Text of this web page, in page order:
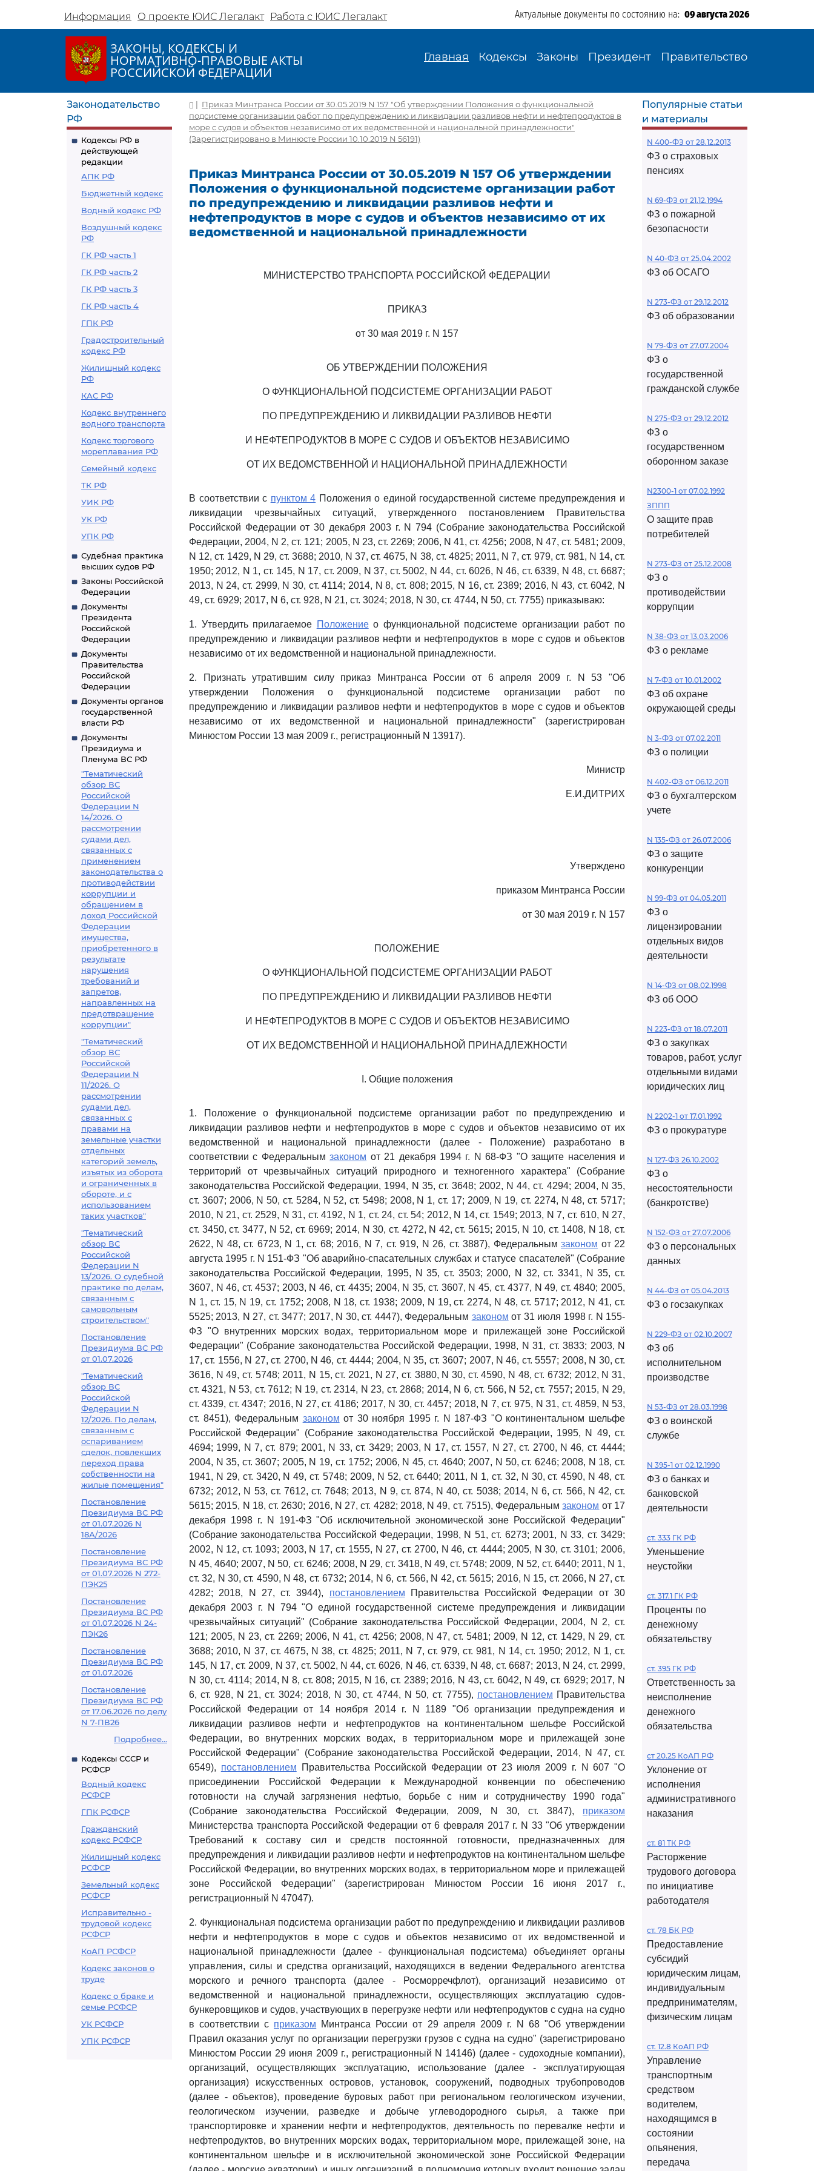
Информация О проекте ЮИС Легалакт Работа с ЮИС Легалакт Актуальные документы по состоянию на: 09 августа 2026
ЗАКОНЫ, КОДЕКСЫ И
НОРМАТИВНО-ПРАВОВЫЕ АКТЫ
РОССИЙСКОЙ ФЕДЕРАЦИИ
Главная Кодексы Законы Президент Правительство
Законодательство
РФ
Кодексы РФ в
действующей
редакции
АПК РФ
Бюджетный кодекс
Водный кодекс РФ
Воздушный кодекс
РФ
ГК РФ часть 1
ГК РФ часть 2
ГК РФ часть 3
ГК РФ часть 4
ГПК РФ
Градостроительный
кодекс РФ
Жилищный кодекс
РФ
КАС РФ
Кодекс внутреннего
водного транспорта
Кодекс торгового
мореплавания РФ
Семейный кодекс
ТК РФ
УИК РФ
УК РФ
УПК РФ
Судебная практика
высших судов РФ
Законы Российской
Федерации
Документы
Президента
Российской
Федерации
Документы
Правительства
Российской
Федерации
Документы органов
государственной
власти РФ
Документы
Президиума и
Пленума ВС РФ
"Тематический
обзор ВС
Российской
Федерации N
14/2026. О
рассмотрении
судами дел,
связанных с
применением
законодательства о
противодействии
коррупции и
обращением в
доход Российской
Федерации
имущества,
приобретенного в
результате
нарушения
требований и
запретов,
направленных на
предотвращение
коррупции"
"Тематический
обзор ВС
Российской
Федерации N
11/2026. О
рассмотрении
судами дел,
связанных с
правами на
земельные участки
отдельных
категорий земель,
изъятых из оборота
и ограниченных в
обороте, и с
использованием
таких участков"
"Тематический
обзор ВС
Российской
Федерации N
13/2026. О судебной
практике по делам,
связанным с
самовольным
строительством"
Постановление
Президиума ВС РФ
от 01.07.2026
"Тематический
обзор ВС
Российской
Федерации N
12/2026. По делам,
связанным с
оспариванием
сделок, повлекших
переход права
собственности на
жилые помещения"
Постановление
Президиума ВС РФ
от 01.07.2026 N
18А/2026
Постановление
Президиума ВС РФ
от 01.07.2026 N 272-
ПЭК25
Постановление
Президиума ВС РФ
от 01.07.2026 N 24-
ПЭК26
Постановление
Президиума ВС РФ
от 01.07.2026
Постановление
Президиума ВС РФ
от 17.06.2026 по делу
N 7-ПВ26
Подробнее...
Кодексы СССР и
РСФСР
Водный кодекс
РСФСР
ГПК РСФСР
Гражданский
кодекс РСФСР
Жилищный кодекс
РСФСР
Земельный кодекс
РСФСР
Исправительно -
трудовой кодекс
РСФСР
КоАП РСФСР
Кодекс законов о
труде
Кодекс о браке и
семье РСФСР
УК РСФСР
УПК РСФСР
| Приказ Минтранса России от 30.05.2019 N 157 "Об утверждении Положения о функциональной
подсистеме организации работ по предупреждению и ликвидации разливов нефти и нефтепродуктов в
море с судов и объектов независимо от их ведомственной и национальной принадлежности"
(Зарегистрировано в Минюсте России 10.10.2019 N 56191)
Приказ Минтранса России от 30.05.2019 N 157 Об утверждении
Положения о функциональной подсистеме организации работ
по предупреждению и ликвидации разливов нефти и
нефтепродуктов в море с судов и объектов независимо от их
ведомственной и национальной принадлежности
МИНИСТЕРСТВО ТРАНСПОРТА РОССИЙСКОЙ ФЕДЕРАЦИИ
ПРИКАЗ
от 30 мая 2019 г. N 157
ОБ УТВЕРЖДЕНИИ ПОЛОЖЕНИЯ
О ФУНКЦИОНАЛЬНОЙ ПОДСИСТЕМЕ ОРГАНИЗАЦИИ РАБОТ
ПО ПРЕДУПРЕЖДЕНИЮ И ЛИКВИДАЦИИ РАЗЛИВОВ НЕФТИ
И НЕФТЕПРОДУКТОВ В МОРЕ С СУДОВ И ОБЪЕКТОВ НЕЗАВИСИМО
ОТ ИХ ВЕДОМСТВЕННОЙ И НАЦИОНАЛЬНОЙ ПРИНАДЛЕЖНОСТИ
В соответствии с пунктом 4 Положения о единой государственной системе предупреждения и
ликвидации чрезвычайных ситуаций, утвержденного постановлением Правительства
Российской Федерации от 30 декабря 2003 г. N 794 (Собрание законодательства Российской
Федерации, 2004, N 2, ст. 121; 2005, N 23, ст. 2269; 2006, N 41, ст. 4256; 2008, N 47, ст. 5481; 2009,
N 12, ст. 1429, N 29, ст. 3688; 2010, N 37, ст. 4675, N 38, ст. 4825; 2011, N 7, ст. 979, ст. 981, N 14, ст.
1950; 2012, N 1, ст. 145, N 17, ст. 2009, N 37, ст. 5002, N 44, ст. 6026, N 46, ст. 6339, N 48, ст. 6687;
2013, N 24, ст. 2999, N 30, ст. 4114; 2014, N 8, ст. 808; 2015, N 16, ст. 2389; 2016, N 43, ст. 6042, N
49, ст. 6929; 2017, N 6, ст. 928, N 21, ст. 3024; 2018, N 30, ст. 4744, N 50, ст. 7755) приказываю:
1. Утвердить прилагаемое Положениео функциональной подсистеме организации работ по
предупреждению и ликвидации разливов нефти и нефтепродуктов в море с судов и объектов
независимо от их ведомственной и национальной принадлежности.
2. Признать утратившим силу приказ Минтранса России от 6 апреля 2009 г. N 53 "Об
утверждении Положения о функциональной подсистеме организации работ по
предупреждению и ликвидации разливов нефти и нефтепродуктов в море с судов и объектов
независимо от их ведомственной и национальной принадлежности" (зарегистрирован
Минюстом России 13 мая 2009 г., регистрационный N 13917).
Министр
Е.И.ДИТРИХ
Утверждено
приказом Минтранса России
от 30 мая 2019 г. N 157
ПОЛОЖЕНИЕ
О ФУНКЦИОНАЛЬНОЙ ПОДСИСТЕМЕ ОРГАНИЗАЦИИ РАБОТ
ПО ПРЕДУПРЕЖДЕНИЮ И ЛИКВИДАЦИИ РАЗЛИВОВ НЕФТИ
И НЕФТЕПРОДУКТОВ В МОРЕ С СУДОВ И ОБЪЕКТОВ НЕЗАВИСИМО
ОТ ИХ ВЕДОМСТВЕННОЙ И НАЦИОНАЛЬНОЙ ПРИНАДЛЕЖНОСТИ
I. Общие положения
1. Положение о функциональной подсистеме организации работ по предупреждению и
ликвидации разливов нефти и нефтепродуктов в море с судов и объектов независимо от их
ведомственной и национальной принадлежности (далее - Положение) разработано в
соответствии с Федеральнымзаконом от 21 декабря 1994 г. N 68-ФЗ "О защите населения и
территорий от чрезвычайных ситуаций природного и техногенного характера" (Собрание
законодательства Российской Федерации, 1994, N 35, ст. 3648; 2002, N 44, ст. 4294; 2004, N 35,
ст. 3607; 2006, N 50, ст. 5284, N 52, ст. 5498; 2008, N 1, ст. 17; 2009, N 19, ст. 2274, N 48, ст. 5717;
2010, N 21, ст. 2529, N 31, ст. 4192, N 1, ст. 24, ст. 54; 2012, N 14, ст. 1549; 2013, N 7, ст. 610, N 27,
ст. 3450, ст. 3477, N 52, ст. 6969; 2014, N 30, ст. 4272, N 42, ст. 5615; 2015, N 10, ст. 1408, N 18, ст.
2622, N 48, ст. 6723, N 1, ст. 68; 2016, N 7, ст. 919, N 26, ст. 3887), Федеральнымзаконом от 22
августа 1995 г. N 151-ФЗ "Об аварийно-спасательных службах и статусе спасателей" (Собрание
законодательства Российской Федерации, 1995, N 35, ст. 3503; 2000, N 32, ст. 3341, N 35, ст.
3607, N 46, ст. 4537; 2003, N 46, ст. 4435; 2004, N 35, ст. 3607, N 45, ст. 4377, N 49, ст. 4840; 2005,
N 1, ст. 15, N 19, ст. 1752; 2008, N 18, ст. 1938; 2009, N 19, ст. 2274, N 48, ст. 5717; 2012, N 41, ст.
5525; 2013, N 27, ст. 3477; 2017, N 30, ст. 4447), Федеральным законом от 31 июля 1998 г. N 155-
ФЗ "О внутренних морских водах, территориальном море и прилежащей зоне Российской
Федерации" (Собрание законодательства Российской Федерации, 1998, N 31, ст. 3833; 2003, N
17, ст. 1556, N 27, ст. 2700, N 46, ст. 4444; 2004, N 35, ст. 3607; 2007, N 46, ст. 5557; 2008, N 30, ст.
3616, N 49, ст. 5748; 2011, N 15, ст. 2021, N 27, ст. 3880, N 30, ст. 4590, N 48, ст. 6732; 2012, N 31,
ст. 4321, N 53, ст. 7612; N 19, ст. 2314, N 23, ст. 2868; 2014, N 6, ст. 566, N 52, ст. 7557; 2015, N 29,
ст. 4339, ст. 4347; 2016, N 27, ст. 4186; 2017, N 30, ст. 4457; 2018, N 7, ст. 975, N 31, ст. 4859, N 53,
ст. 8451), Федеральным законом от 30 ноября 1995 г. N 187-ФЗ "О континентальном шельфе
Российской Федерации" (Собрание законодательства Российской Федерации, 1995, N 49, ст.
4694; 1999, N 7, ст. 879; 2001, N 33, ст. 3429; 2003, N 17, ст. 1557, N 27, ст. 2700, N 46, ст. 4444;
2004, N 35, ст. 3607; 2005, N 19, ст. 1752; 2006, N 45, ст. 4640; 2007, N 50, ст. 6246; 2008, N 18, ст.
1941, N 29, ст. 3420, N 49, ст. 5748; 2009, N 52, ст. 6440; 2011, N 1, ст. 32, N 30, ст. 4590, N 48, ст.
6732; 2012, N 53, ст. 7612, ст. 7648; 2013, N 9, ст. 874, N 40, ст. 5038; 2014, N 6, ст. 566, N 42, ст.
5615; 2015, N 18, ст. 2630; 2016, N 27, ст. 4282; 2018, N 49, ст. 7515), Федеральнымзаконом от 17
декабря 1998 г. N 191-ФЗ "Об исключительной экономической зоне Российской Федерации"
(Собрание законодательства Российской Федерации, 1998, N 51, ст. 6273; 2001, N 33, ст. 3429;
2002, N 12, ст. 1093; 2003, N 17, ст. 1555, N 27, ст. 2700, N 46, ст. 4444; 2005, N 30, ст. 3101; 2006,
N 45, 4640; 2007, N 50, ст. 6246; 2008, N 29, ст. 3418, N 49, ст. 5748; 2009, N 52, ст. 6440; 2011, N 1,
ст. 32, N 30, ст. 4590, N 48, ст. 6732; 2014, N 6, ст. 566, N 42, ст. 5615; 2016, N 15, ст. 2066, N 27, ст.
4282; 2018, N 27, ст. 3944), постановлением Правительства Российской Федерации от 30
декабря 2003 г. N 794 "О единой государственной системе предупреждения и ликвидации
чрезвычайных ситуаций" (Собрание законодательства Российской Федерации, 2004, N 2, ст.
121; 2005, N 23, ст. 2269; 2006, N 41, ст. 4256; 2008, N 47, ст. 5481; 2009, N 12, ст. 1429, N 29, ст.
3688; 2010, N 37, ст. 4675, N 38, ст. 4825; 2011, N 7, ст. 979, ст. 981, N 14, ст. 1950; 2012, N 1, ст.
145, N 17, ст. 2009, N 37, ст. 5002, N 44, ст. 6026, N 46, ст. 6339, N 48, ст. 6687; 2013, N 24, ст. 2999,
N 30, ст. 4114; 2014, N 8, ст. 808; 2015, N 16, ст. 2389; 2016, N 43, ст. 6042, N 49, ст. 6929; 2017, N
6, ст. 928, N 21, ст. 3024; 2018, N 30, ст. 4744, N 50, ст. 7755), постановлением Правительства
Российской Федерации от 14 ноября 2014 г. N 1189 "Об организации предупреждения и
ликвидации разливов нефти и нефтепродуктов на континентальном шельфе Российской
Федерации, во внутренних морских водах, в территориальном море и прилежащей зоне
Российской Федерации" (Собрание законодательства Российской Федерации, 2014, N 47, ст.
6549), постановлением Правительства Российской Федерации от 23 июля 2009 г. N 607 "О
присоединении Российской Федерации к Международной конвенции по обеспечению
готовности на случай загрязнения нефтью, борьбе с ним и сотрудничеству 1990 года"
(Собрание законодательства Российской Федерации, 2009, N 30, ст. 3847), приказом
Министерства транспорта Российской Федерации от 6 февраля 2017 г. N 33 "Об утверждении
Требований к составу сил и средств постоянной готовности, предназначенных для
предупреждения и ликвидации разливов нефти и нефтепродуктов на континентальном шельфе
Российской Федерации, во внутренних морских водах, в территориальном море и прилежащей
зоне Российской Федерации" (зарегистрирован Минюстом России 16 июня 2017 г.,
регистрационный N 47047).
2. Функциональная подсистема организации работ по предупреждению и ликвидации разливов
нефти и нефтепродуктов в море с судов и объектов независимо от их ведомственной и
национальной принадлежности (далее - функциональная подсистема) объединяет органы
управления, силы и средства организаций, находящихся в ведении Федерального агентства
морского и речного транспорта (далее - Росморречфлот), организаций независимо от
ведомственной и национальной принадлежности, осуществляющих эксплуатацию судов-
бункеровщиков и судов, участвующих в перегрузке нефти или нефтепродуктов с судна на судно
в соответствии с приказом Минтранса России от 29 апреля 2009 г. N 68 "Об утверждении
Правил оказания услуг по организации перегрузки грузов с судна на судно" (зарегистрировано
Минюстом России 29 июня 2009 г., регистрационный N 14146) (далее - судоходные компании),
организаций, осуществляющих эксплуатацию, использование (далее - эксплуатирующая
организация) искусственных островов, установок, сооружений, подводных трубопроводов
(далее - объектов), проведение буровых работ при региональном геологическом изучении,
геологическом изучении, разведке и добыче углеводородного сырья, а также при
транспортировке и хранении нефти и нефтепродуктов, деятельность по перевалке нефти и
нефтепродуктов, во внутренних морских водах, территориальном море, прилежащей зоне, на
континентальном шельфе и в исключительной экономической зоне Российской Федерации
Популярные статьи
и материалы
N 400-ФЗ от 28.12.2013
ФЗ о страховых
пенсиях
N 69-ФЗ от 21.12.1994
ФЗ о пожарной
безопасности
N 40-ФЗ от 25.04.2002
ФЗ об ОСАГО
N 273-ФЗ от 29.12.2012
ФЗ об образовании
N 79-ФЗ от 27.07.2004
ФЗ о
государственной
гражданской службе
N 275-ФЗ от 29.12.2012
ФЗ о
государственном
оборонном заказе
N2300-1 от 07.02.1992
ЗППП
О защите прав
потребителей
N 273-ФЗ от 25.12.2008
ФЗ о
противодействии
коррупции
N 38-ФЗ от 13.03.2006
ФЗ о рекламе
N 7-ФЗ от 10.01.2002
ФЗ об охране
окружающей среды
N 3-ФЗ от 07.02.2011
ФЗ о полиции
N 402-ФЗ от 06.12.2011
ФЗ о бухгалтерском
учете
N 135-ФЗ от 26.07.2006
ФЗ о защите
конкуренции
N 99-ФЗ от 04.05.2011
ФЗ о
лицензировании
отдельных видов
деятельности
N 14-ФЗ от 08.02.1998
ФЗ об ООО
N 223-ФЗ от 18.07.2011
ФЗ о закупках
товаров, работ, услуг
отдельными видами
юридических лиц
N 2202-1 от 17.01.1992
ФЗ о прокуратуре
N 127-ФЗ 26.10.2002
ФЗ о
несостоятельности
(банкротстве)
N 152-ФЗ от 27.07.2006
ФЗ о персональных
данных
N 44-ФЗ от 05.04.2013
ФЗ о госзакупках
N 229-ФЗ от 02.10.2007
ФЗ об
исполнительном
производстве
N 53-ФЗ от 28.03.1998
ФЗ о воинской
службе
N 395-1 от 02.12.1990
ФЗ о банках и
банковской
деятельности
ст. 333 ГК РФ
Уменьшение
неустойки
ст. 317.1 ГК РФ
Проценты по
денежному
обязательству
ст. 395 ГК РФ
Ответственность за
неисполнение
денежного
обязательства
ст 20.25 КоАП РФ
Уклонение от
исполнения
административного
наказания
ст. 81 ТК РФ
Расторжение
трудового договора
по инициативе
работодателя
ст. 78 БК РФ
Предоставление
субсидий
юридическим лицам,
индивидуальным
предпринимателям,
физическим лицам
ст. 12.8 КоАП РФ
Управление
транспортным
средством
водителем,
находящимся в
состоянии
опьянения,
передача